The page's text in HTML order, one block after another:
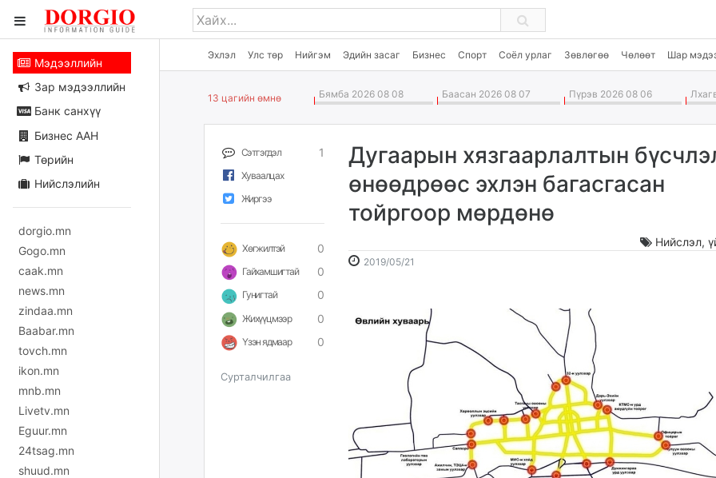
Эхлэл Улс төр Нийгэм Эдийн засаг Бизнес Спорт Соёл урлаг Зөвлөгөө Чөлөөт Шар
Мэдээллийн
Зар мэдээллийн
Банк санхүү
Бизнес ААН
Төрийн
Нийслэлийн
dorgio.mn
Gogo.mn
caak.mn
news.mn
zindaa.mn
Baabar.mn
tovch.mn
ikon.mn
mnb.mn
Livetv.mn
Eguur.mn
24tsag.mn
shuud.mn
13 цагийн өмнө Бямба 2026 08 08 Баасан 2026 08 07 Пүрэв 2026 08 06
Сэтгэгдэл 1
Хуваалцах
Жиргээ
Хөгжилтэй 0
Гайхамшигтай 0
Гунигтай 0
Жихүүцмээр 0
Үзэн ядмаар 0
Сурталчилгаа
Дугаарын хязгаарлалтын
өнөөдрөөс эхлэн багасгасан
тойргоор мөрдөнө
Нийслэл,
2019/05/21
13:55:26
01:13:51